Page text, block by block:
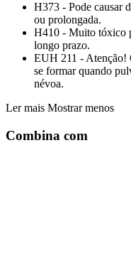
H373 - Pode causar
ou prolongada.
H410 - Muito tóxico
longo prazo.
EUH 211 - Atenção!
se formar quando
névoa.
Ler mais Mostrar menos
Combina com